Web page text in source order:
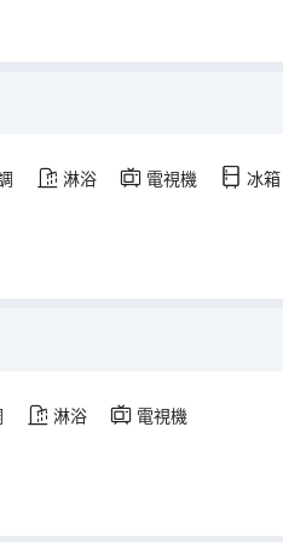
淋浴 電視機 冰箱
淋浴 電視機